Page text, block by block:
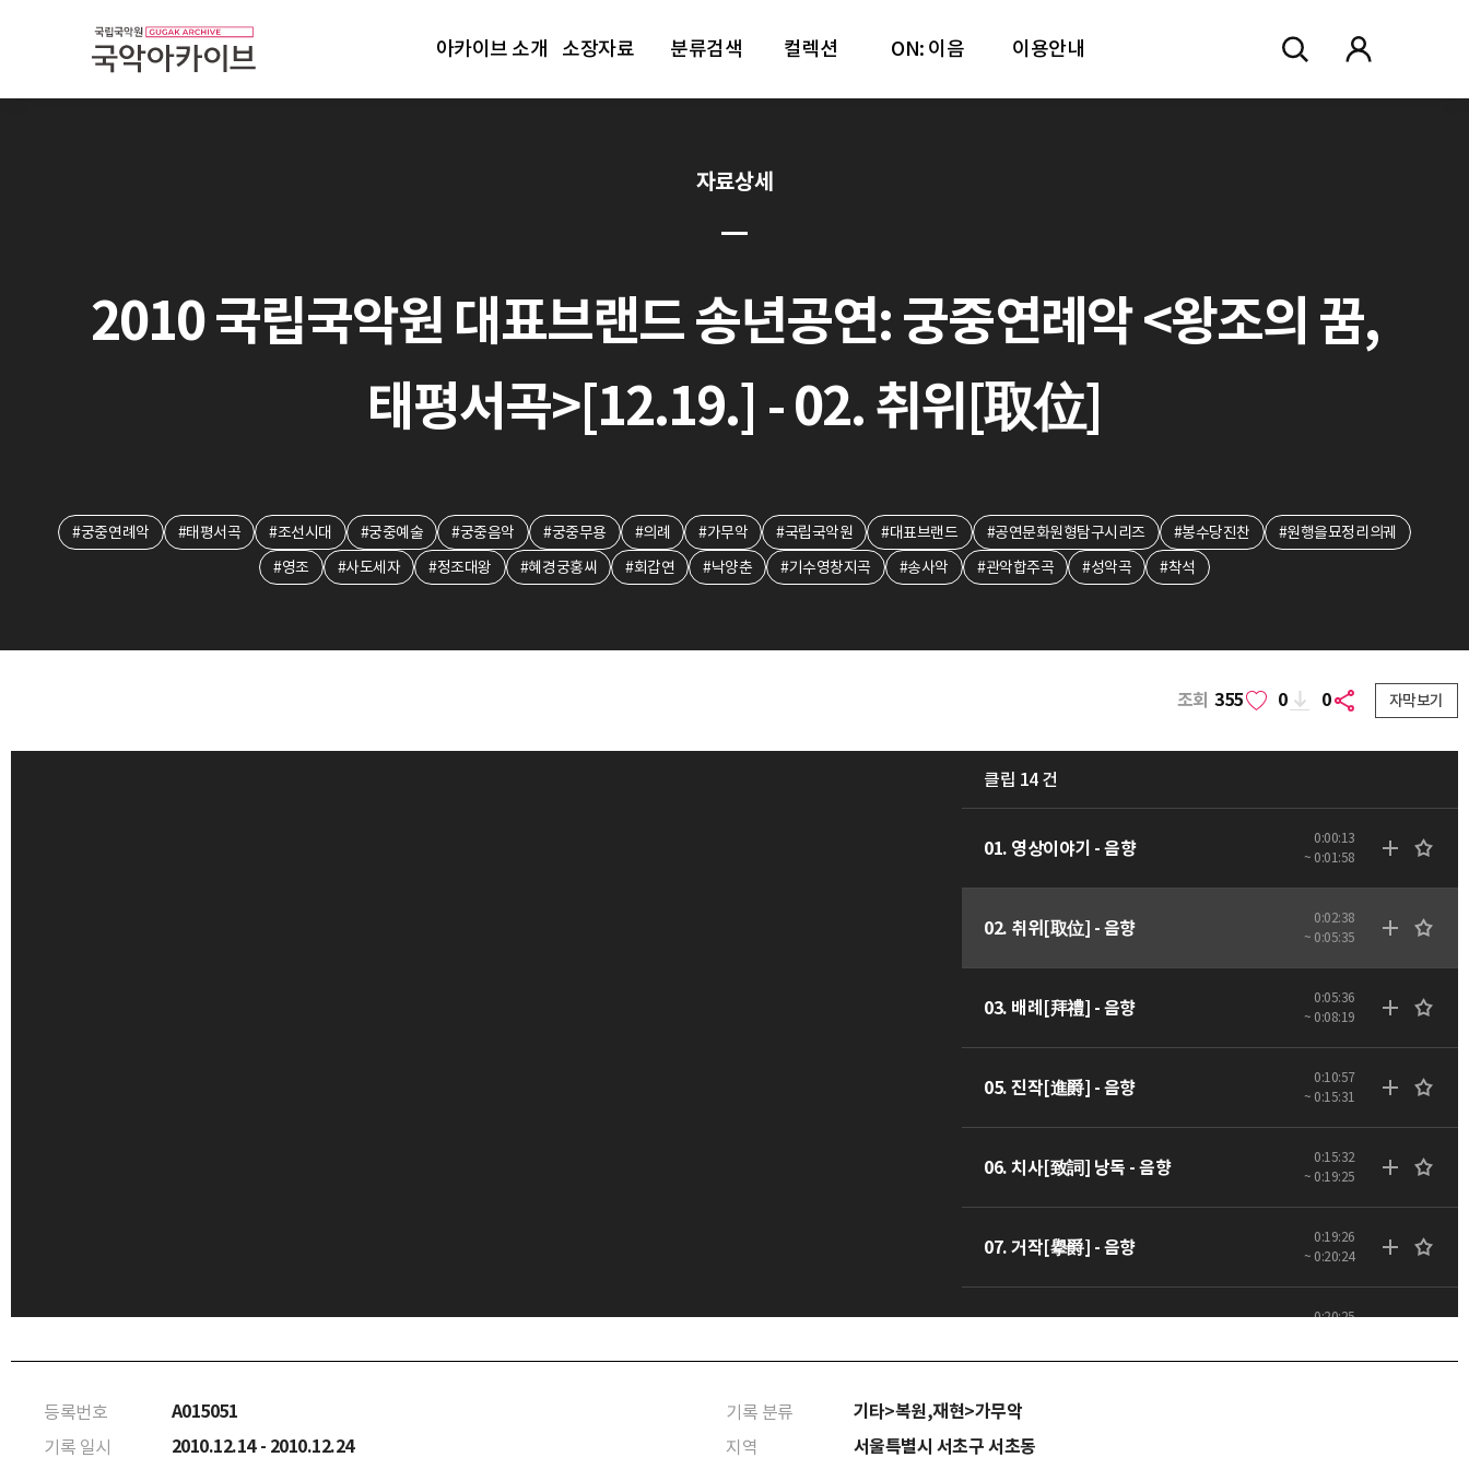
아카이브 소개 소장자료 분류검색 컬렉션 ON: 이음 이용안내
자료상세
2010 국립국악원 대표브랜드 송년공연: 궁중연례악 <왕조의 꿈,
태평서곡>[12.19.] - 02. 취위[取位]
#궁중연례악 #태평서곡 #조선시대 #궁중예술 #궁중음악 #궁중무용 #의례 #가무악 #국립국악원 #대표브랜드 #공연문화원형탐구시리즈 #봉수당진찬
#원행을묘정리의궤
#영조
#사도세자 #정조대왕 #혜경궁홍씨 #회갑연 #낙양춘 #기수영창지곡 #송사악 #관악합주곡 #성악곡 #착석
조회 355 0 0 자막보기
클립 14 건
01. 영상이야기 - 음향
0:00:13
~ 0:01:58
02. 취위[取位] - 음향
0:02:38
~ 0:05:35
03. 배례[拜禮] - 음향
0:05:36
~ 0:08:19
05. 진작[進爵] - 음향
0:10:57
~ 0:15:31
06. 치사[致詞] 낭독 - 음향
0:15:32
~ 0:19:25
07. 거작[擧爵] - 음향
0:19:26
~ 0:20:24
0:20:25
09. 첫째 잔[第一爵] - 음향
등록번호 A015051 기록 분류 기타>복원,재현>가무악
기록 일시 2010.12.14 - 2010.12.24 지역 서울특별시 서초구 서초동